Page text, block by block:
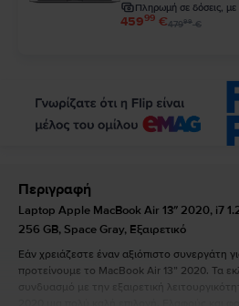
Πληρωμή σε δόσεις, με
45999 €47999€
Περιγραφή
Laptop Apple MacBook Air 13″ 2020, i7
256 GB, Space Gray, Εξαιρετικό
Εάν χρειάζεστε έναν αξιόπιστο συνεργάτη
προτείνουμε το MacBook Air 13” 2020. Τα
συνδυασμό με την εξαιρετική